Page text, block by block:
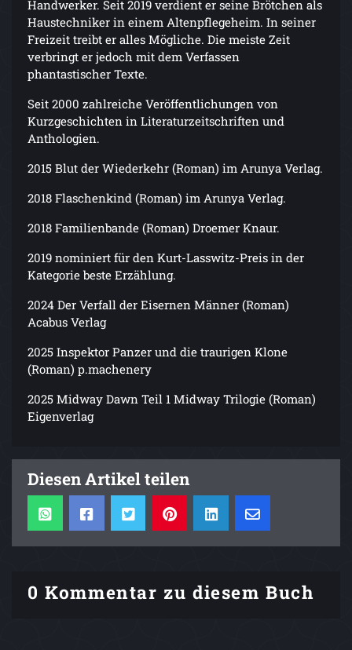
Handwerker. Seit 2019 verdient er seine Brötchen als
Haustechniker in einem Altenpflegeheim. In seiner
Freizeit treibt er alles Mögliche. Die meiste Zeit
verbringt er jedoch mit dem Verfassen
phantastischer Texte.
Seit 2000 zahlreiche Veröffentlichungen von
Kurzgeschichten in Literaturzeitschriften und
Anthologien.
2015 Blut der Wiederkehr (Roman) im Arunya Verlag.
2018 Flaschenkind (Roman) im Arunya Verlag.
2018 Familienbande (Roman) Droemer Knaur.
2019 nominiert für den Kurt-Lasswitz-Preis in der
Kategorie beste Erzählung.
2024 Der Verfall der Eisernen Männer (Roman)
Acabus Verlag
2025 Inspektor Panzer und die traurigen Klone
(Roman) p.machenery
2025 Midway Dawn Teil 1 Midway Trilogie (Roman)
Eigenverlag
Diesen Artikel teilen
0 Kommentar zu diesem Buch